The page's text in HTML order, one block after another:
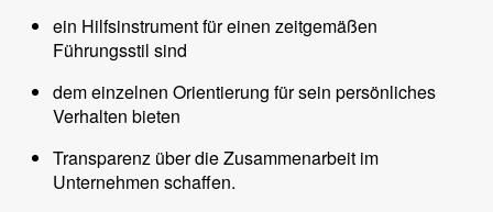
ein Hilfsinstrument für einen zeitgemäßen
Führungsstil sind
dem einzelnen Orientierung für sein persönliches
Verhalten bieten
Transparenz über die Zusammenarbeit im
Unternehmen schaffen.